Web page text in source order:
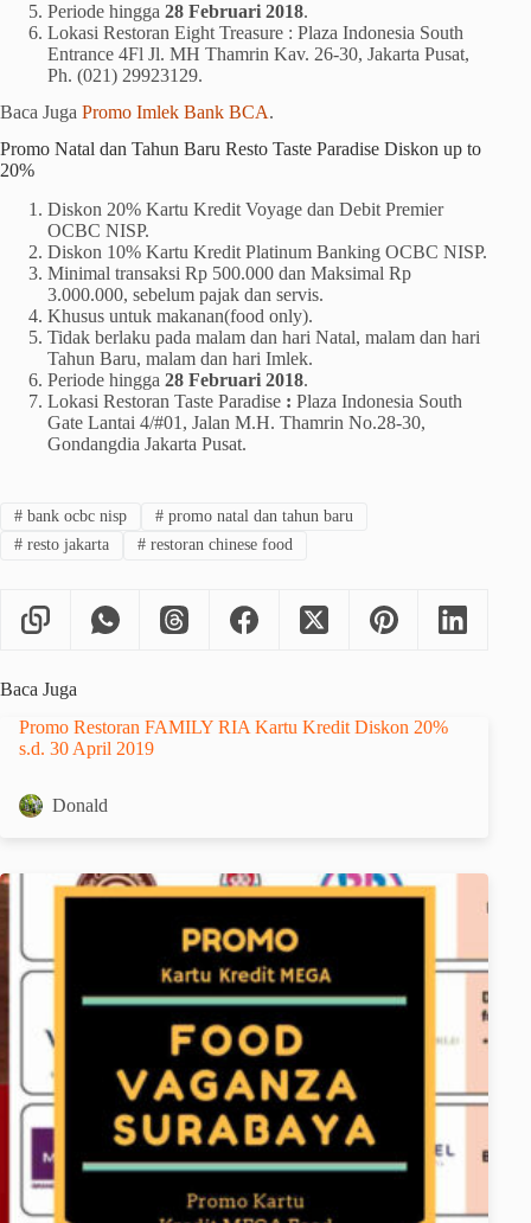
Periode hingga 28 Februari 2018.
Lokasi Restoran Eight Treasure : Plaza Indonesia South
Entrance 4Fl Jl. MH Thamrin Kav. 26-30, Jakarta Pusat,
Ph. (021) 29923129.
Baca Juga Promo Imlek Bank BCA.
Promo Natal dan Tahun Baru Resto Taste Paradise Diskon up to
20%
Diskon 20% Kartu Kredit Voyage dan Debit Premier
OCBC NISP.
Diskon 10% Kartu Kredit Platinum Banking OCBC NISP.
Minimal transaksi Rp 500.000 dan Maksimal Rp
3.000.000, sebelum pajak dan servis.
Khusus untuk makanan(food only).
Tidak berlaku pada malam dan hari Natal, malam dan hari
Tahun Baru, malam dan hari Imlek.
Periode hingga 28 Februari 2018.
Lokasi Restoran Taste Paradise : Plaza Indonesia South
Gate Lantai 4/#01, Jalan M.H. Thamrin No.28-30,
Gondangdia Jakarta Pusat.
#bank ocbc nisp #promo natal dan tahun baru
#resto jakarta #restoran chinese food
Baca Juga
Promo Restoran FAMILY RIA Kartu Kredit Diskon 20%
s.d. 30 April 2019
Donald